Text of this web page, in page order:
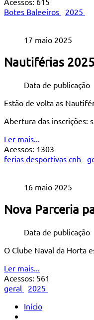
Botes Baleeiros
2025
17 maio 2025
Nautiférias
Data de publicação
Estão de volta as
Abertura das inscrições:
Ler mais...
Acessos: 1303
ferias desportivas cnh
16 maio 2025
Nova Parceria
Data de publicação
O Clube Naval da Horta
Ler mais...
Acessos: 561
geral
2025
Início